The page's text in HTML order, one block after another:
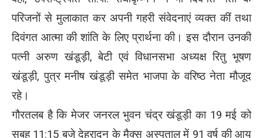
परिजनों से मुलाकात कर अपनी गहरी संवेदनाएं व्यक्त कीं तथा
दिवंगत आत्मा की शांति के लिए प्रार्थना की। इस दौरान उनकी
पत्नी अरुण खंडूड़ी, बेटी एवं विधानसभा अध्यक्ष रितु भूषण
खंडूड़ी, पुत्र मनीष खंडूड़ी समेत भाजपा के वरिष्ठ नेता मौजूद
रहे।
गौरतलब है कि मेजर जनरल भुवन चंद्र खंडूड़ी का 19 मई को
सुबह 11:15 बजे देहरादून के मैक्स अस्पताल में 91 वर्ष की आयु